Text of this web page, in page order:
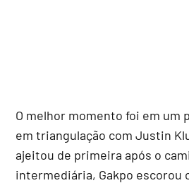
O melhor momento foi em um
em triangulação com Justin
ajeitou de primeira após o
intermediária, Gakpo escorou